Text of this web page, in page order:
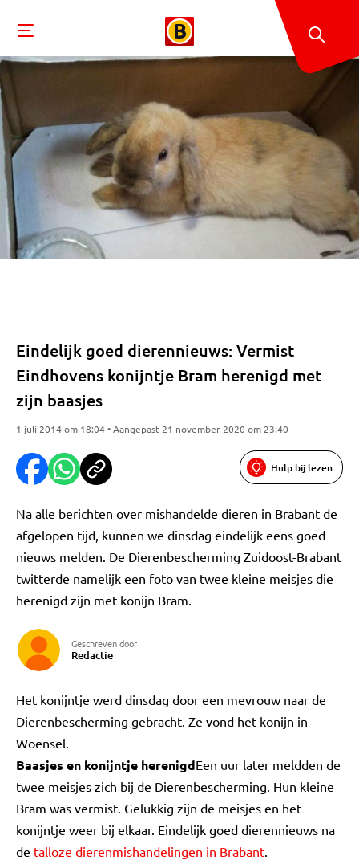
Eindelijk goed dierennieuws: Vermist
Eindhovens konijntje Bram herenigd met
zijn baasjes
1 juli 2014 om 18:04 • Aangepast 21 november 2020 om 23:40
Hulp bij lezen
Na alle berichten over mishandelde dieren in Brabant de
afgelopen tijd, kunnen we dinsdag eindelijk eens goed
nieuws melden. De Dierenbescherming Zuidoost-Brabant
twitterde namelijk een foto van twee kleine meisjes die
herenigd zijn met konijn Bram.
Geschreven door
Redactie
Het konijntje werd dinsdag door een mevrouw naar de
Dierenbescherming gebracht. Ze vond het konijn in
Woensel.
Baasjes en konijntje herenigdEen uur later meldden de
twee meisjes zich bij de Dierenbescherming. Hun kleine
Bram was vermist. Gelukkig zijn de meisjes en het
konijntje weer bij elkaar. Eindelijk goed dierennieuws na
de talloze dierenmishandelingen in Brabant.